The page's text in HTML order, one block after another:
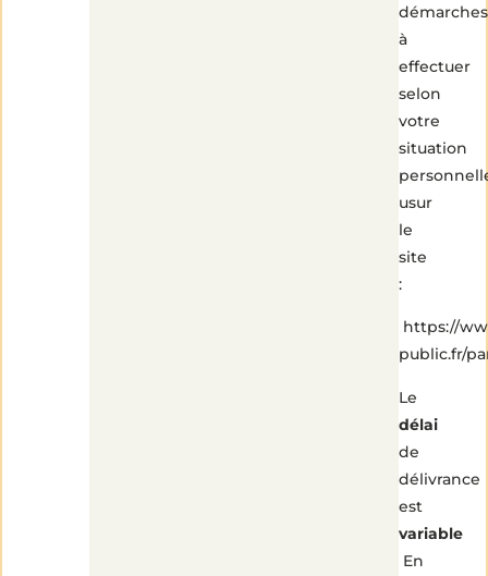
démarches
à
effectuer
selon
votre
situation
usur
le
site
:
https://
public.fr/
Le
délai
de
délivrance
est
variable
En